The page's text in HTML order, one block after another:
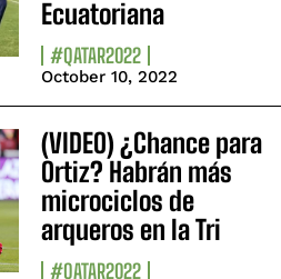
Ecuatoriana
#QATAR2022
October 10, 2022
(VIDEO) ¿Chance para
Ortiz? Habrán más
microciclos de
arqueros en la Tri
#QATAR2022